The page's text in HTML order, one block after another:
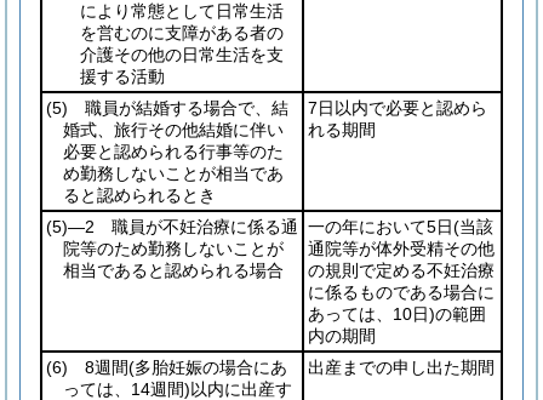
により常態として日常生活
を営むのに支障がある者の
介護その他の日常生活を支
援する活動
(5) 職員が結婚する場合で、結
婚式、旅行その他結婚に伴い
必要と認められる行事等のた
め勤務しないことが相当であ
ると認められるとき
7日以内で必要と認めら
れる期間
(5)―2 職員が不妊治療に係る通
院等のため勤務しないことが
相当であると認められる場合
一の年において5日(当該
通院等が体外受精その他
の規則で定める不妊治療
に係るものである場合に
あっては、10日)の範囲
内の期間
(6) 8週間(多胎妊娠の場合にあ
っては、14週間)以内に出産す
出産までの申し出た期間